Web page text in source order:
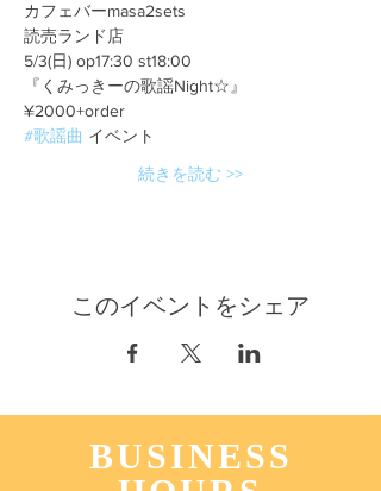
カフェバーmasa2sets
読売ランド店
5/3(日) op17:30 st18:00
『くみっきーの歌謡Night☆』
¥2000+order
#歌謡曲 イベント
続きを読む >>
このイベントをシェア
BUSINESS